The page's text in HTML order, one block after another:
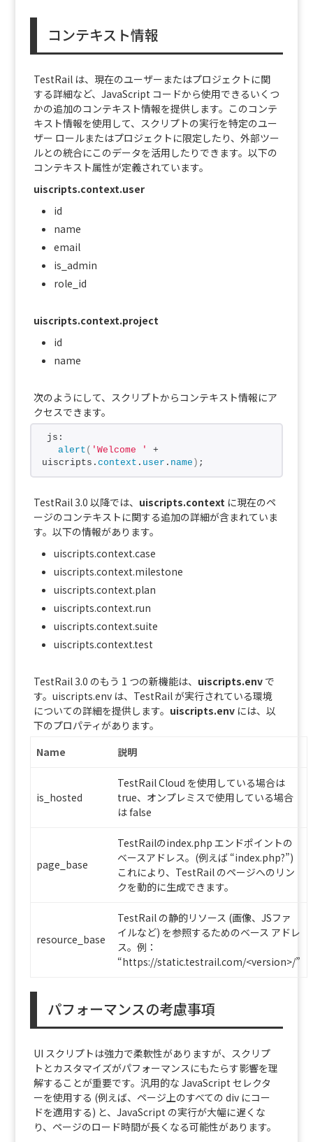
コンテキスト情報
TestRail は、現在のユーザーまたはプロジェクトに関
する詳細など、JavaScript コードから使用できるいくつ
かの追加のコンテキスト情報を提供します。このコンテ
キスト情報を使用して、スクリプトの実行を特定のユー
ザー ロールまたはプロジェクトに限定したり、外部ツー
ルとの統合にこのデータを活用したりできます。以下の
コンテキスト属性が定義されています。
uiscripts.context.user
id
name
email
is_admin
role_id
uiscripts.context.project
id
name
次のようにして、スクリプトからコンテキスト情報にア
クセスできます。
js:
alert ( 'Welcome '
+
uiscripts. context . user . name ) ;
TestRail 3.0 以降では、 uiscripts.context に現在のペ
ージのコンテキストに関する追加の詳細が含まれていま
す。以下の情報があります。
uiscripts.context.case
uiscripts.context.milestone
uiscripts.context.plan
uiscripts.context.run
uiscripts.context.suite
uiscripts.context.test
TestRail 3.0 のもう 1 つの新機能は、 uiscripts.envで
す。uiscripts.env は、TestRail が実行されている環境
についての詳細を提供します。 uiscripts.envには、以
下のプロパティがあります。
Name
説明
is_hosted
TestRail Cloud を使用している場合は
true、オンプレミスで使用している場合
は false
page_base
TestRailのindex.php エンドポイントの
ベースアドレス。(例えば “index.php?”)
これにより、TestRail のページへのリン
クを動的に生成できます。
resource_base
TestRail の静的リソース (画像、JSファ
イルなど) を参照するためのベース アドレ
ス。例：
“https://static.testrail.com/<version>/”
パフォーマンスの考慮事項
UI スクリプトは強力で柔軟性がありますが、スクリプ
トとカスタマイズがパフォーマンスにもたらす影響を理
解することが重要です。汎用的な JavaScript セレクタ
ーを使用する (例えば、ページ上のすべての div にコー
ドを適用する) と、JavaScript の実行が大幅に遅くな
り、ページのロード時間が長くなる可能性があります。